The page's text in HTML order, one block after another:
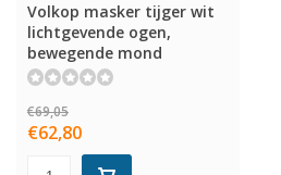
Volkop masker tijger wit
lichtgevende ogen,
bewegende mond
€69,05
€62,80